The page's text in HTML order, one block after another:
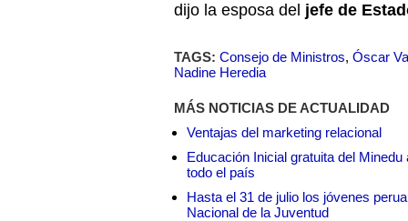
dijo la esposa del jefe de
TAGS: Consejo de Ministros, Óscar
Nadine Heredia
MÁS NOTICIAS DE ACTUALIDAD
Ventajas del marketing relacional
Educación Inicial gratuita del
todo el país
Hasta el 31 de julio los jóvenes
Nacional de la Juventud